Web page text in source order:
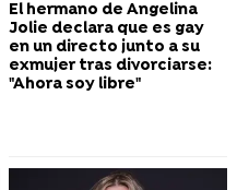
El hermano de Angelina
Jolie declara que es gay
en un directo junto a su
exmujer tras divorciarse:
"Ahora soy libre"